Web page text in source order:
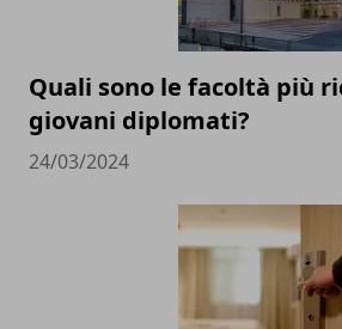
Quali sono le facoltà più
giovani diplomati?
24/03/2024